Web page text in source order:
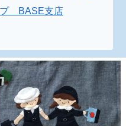
プ BASE支店